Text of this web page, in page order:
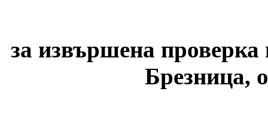
за извършена
Брезница,